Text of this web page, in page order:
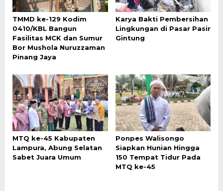
TMMD ke-129 Kodim
0410/KBL Bangun
Fasilitas MCK dan Sumur
Bor Mushola Nuruzzaman
Pinang Jaya
Karya Bakti Pembersihan
Lingkungan di Pasar Pasir
Gintung
MTQ ke-45 Kabupaten
Lampura, Abung Selatan
Sabet Juara Umum
Ponpes Walisongo
Siapkan Hunian Hingga
150 Tempat Tidur Pada
MTQ ke-45